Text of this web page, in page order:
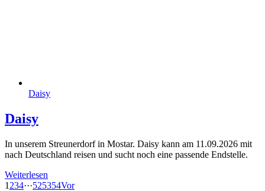
Daisy
Daisy
In unserem Streunerdorf in Mostar. Daisy kann am 11.09.2026 mit
nach Deutschland reisen und sucht noch eine passende Endstelle.
Weiterlesen
1 234···525354Vor